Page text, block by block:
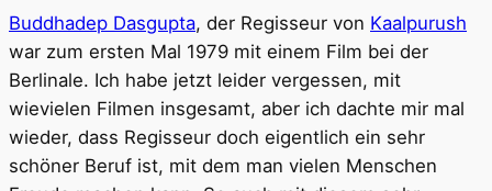
Buddhadep Dasgupta, der Regisseur von Kaalpurush
war zum ersten Mal 1979 mit einem Film bei der
Berlinale. Ich habe jetzt leider vergessen, mit
wievielen Filmen insgesamt, aber ich dachte mir mal
wieder, dass Regisseur doch eigentlich ein sehr
schöner Beruf ist, mit dem man vielen Menschen